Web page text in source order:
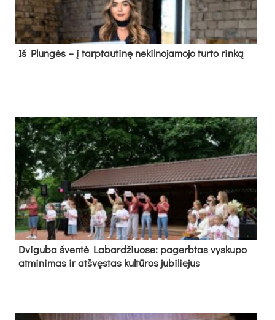
Iš Plungės – į tarptautinę nekilnojamojo turto rinką
Dvi­gu­ba šven­tė La­bar­džiuo­se: pa­gerb­tas vys­ku­po
at­mi­ni­mas ir at­švęs­tas kul­tū­ros ju­bi­lie­jus